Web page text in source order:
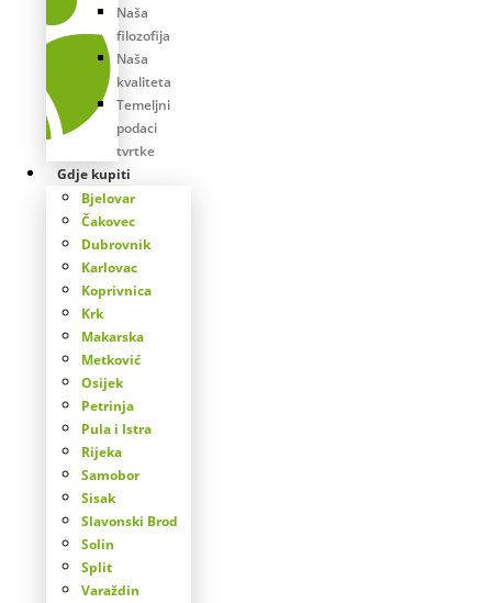
Naša
filozofija
Naša
kvaliteta
Temeljni
podaci
tvrtke
Gdje kupiti
Bjelovar
Čakovec
Dubrovnik
Karlovac
Koprivnica
Krk
Makarska
Metković
Osijek
Petrinja
Pula i Istra
Rijeka
Samobor
Sisak
Slavonski Brod
Solin
Split
Varaždin